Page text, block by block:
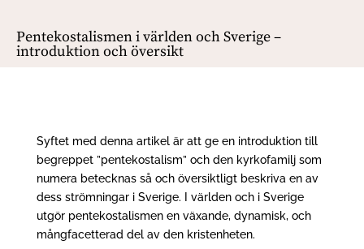
Pentekostalismen i världen och Sverige –
introduktion och översikt
Syftet med denna artikel är att ge en introduktion till
begreppet ”pentekostalism” och den kyrkofamilj som
numera betecknas så och översiktligt beskriva en av
dess strömningar i Sverige. I världen och i Sverige
utgör pentekostalismen en växande, dynamisk, och
mångfacetterad del av den kristenheten.